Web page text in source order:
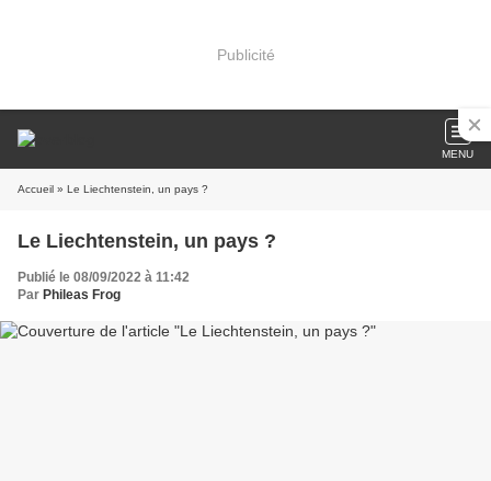
Publicité
MENU
Accueil » Le Liechtenstein, un pays ?
Le Liechtenstein, un pays ?
Publié le 08/09/2022 à 11:42
Par Phileas Frog